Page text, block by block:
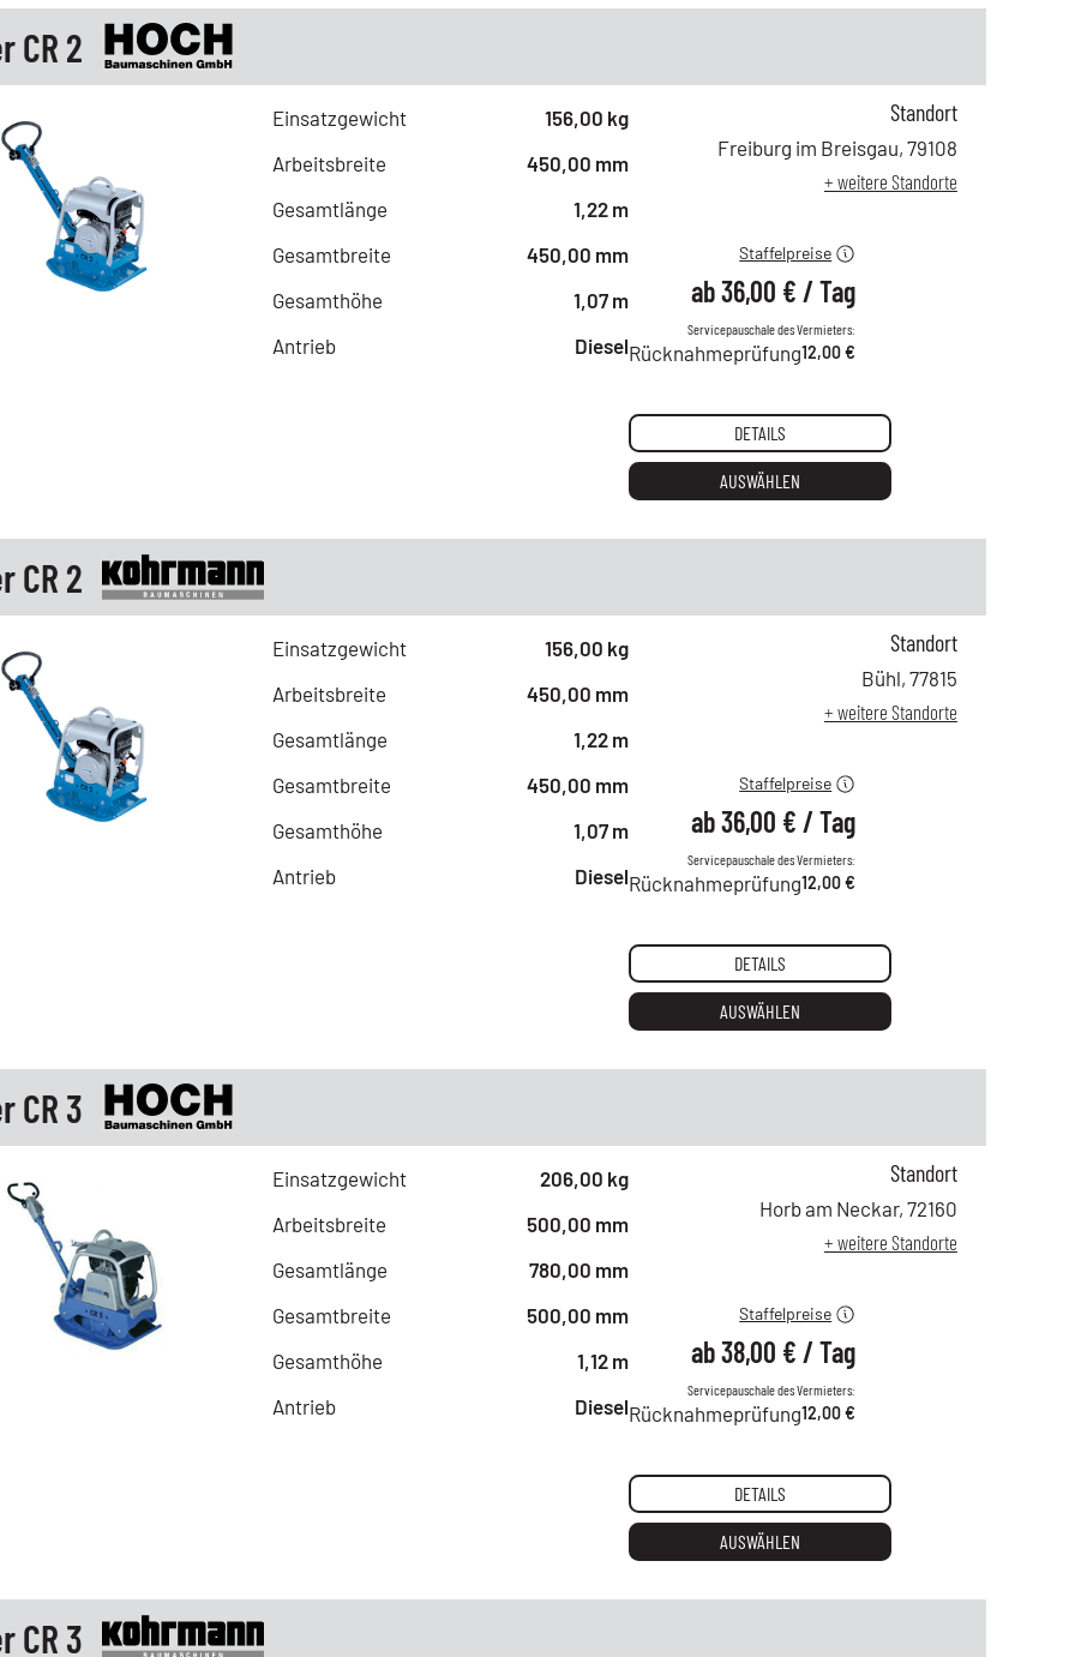
CR 2
Einsatzgewicht
156,00 kg
Arbeitsbreite
450,00 mm
Gesamtlänge
1,22 m
Gesamtbreite
450,00 mm
Gesamthöhe
1,07 m
Antrieb
Diesel
49,00 €
ab 6 Tagen
ab 21 Tagen
Staffelpreise
ab36,00 € /Tag
Servicepauschale des Vermieters:
Rücknahmeprüfung12,00 €
Standort
Freiburg im Breisgau, 79108
+ weitere Standorte
DETAILS
AUSWÄHLEN
CR 2
Einsatzgewicht
156,00 kg
Arbeitsbreite
450,00 mm
Gesamtlänge
1,22 m
Gesamtbreite
450,00 mm
Gesamthöhe
1,07 m
Antrieb
Diesel
ab 6 Tagen
ab 21 Tagen
Staffelpreise
ab36,00 € /Tag
Servicepauschale des Vermieters:
Rücknahmeprüfung12,00 €
Standort
Bühl, 77815
+ weitere Standorte
DETAILS
AUSWÄHLEN
CR 3
Einsatzgewicht
206,00 kg
Arbeitsbreite
500,00 mm
Gesamtlänge
780,00 mm
Gesamtbreite
500,00 mm
Gesamthöhe
1,12 m
Antrieb
Diesel
54,00 €
ab 6 Tagen
Staffelpreise
ab38,00 € /Tag
Servicepauschale des Vermieters:
Rücknahmeprüfung12,00 €
Standort
Horb am Neckar, 72160
+ weitere Standorte
DETAILS
AUSWÄHLEN
CR 3